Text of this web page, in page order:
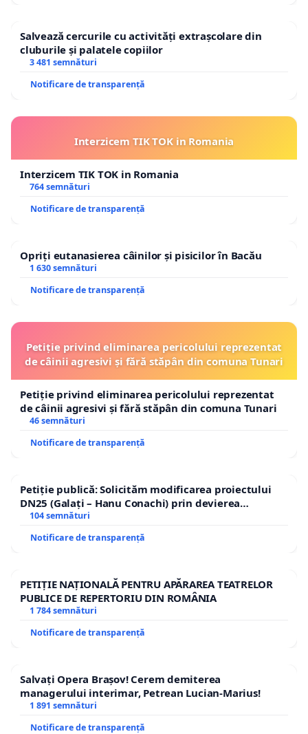
Salvează cercurile cu activități extrașcolare din
cluburile și palatele copiilor
3 481 semnături
Notificare de transparență
Interzicem TIK TOK in Romania
Interzicem TIK TOK in Romania
764 semnături
Notificare de transparență
Opriți eutanasierea câinilor și pisicilor în Bacău
1 630 semnături
Notificare de transparență
Petiție privind eliminarea pericolului reprezentat
de câinii agresivi și fără stăpân din comuna Tunari
Petiție privind eliminarea pericolului reprezentat
de câinii agresivi și fără stăpân din comuna Tunari
46 semnături
Notificare de transparență
Petiție publică: Solicităm modificarea proiectului
DN25 (Galați – Hanu Conachi) prin devierea
traseului în afara localităților!
104 semnături
Notificare de transparență
PETIȚIE NAȚIONALĂ PENTRU APĂRAREA TEATRELOR
PUBLICE DE REPERTORIU DIN ROMÂNIA
1 784 semnături
Notificare de transparență
Salvați Opera Brașov! Cerem demiterea
managerului interimar, Petrean Lucian-Marius!
1 891 semnături
Notificare de transparență